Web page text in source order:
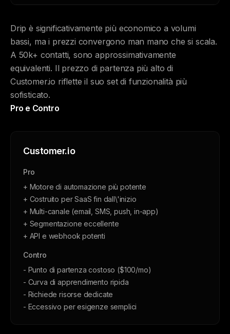
Drip è significativamente più economico a volumi
bassi, ma i prezzi convergono man mano che si scala.
A 50k+ contatti, sono approssimativamente
equivalenti. Il prezzo di partenza più alto di
Customer.io riflette il suo set di funzionalità più
sofisticato.
Pro e Contro
Customer.io
Pro
+ Motore di automazione più potente
+ Costruito per SaaS fin dall\'inizio
+ Multi-canale (email, SMS, push, in-app)
+ Segmentazione eccellente
+ API e webhook potenti
Contro
- Punto di partenza costoso ($100/mo)
- Curva di apprendimento ripida
- Richiede risorse dedicate
- Eccessivo per esigenze semplici